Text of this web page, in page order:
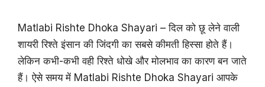
Matlabi Rishte Dhoka Shayari – दिल को छू लेने वाली
शायरी रिश्ते इंसान की जिंदगी का सबसे कीमती हिस्सा होते हैं।
लेकिन कभी-कभी वही रिश्ते धोखे और मोलभाव का कारण बन जाते
हैं। ऐसे समय में Matlabi Rishte Dhoka Shayari आपके